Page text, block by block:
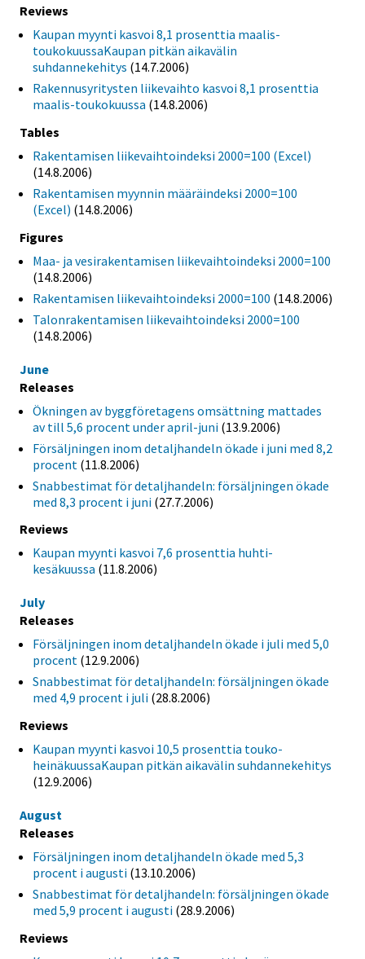
Reviews
Kaupan myynti kasvoi 8,1 prosenttia maalis-
toukokuussaKaupan pitkän aikavälin
suhdannekehitys (14.7.2006)
Rakennusyritysten liikevaihto kasvoi 8,1 prosenttia
maalis-toukokuussa (14.8.2006)
Tables
Rakentamisen liikevaihtoindeksi 2000=100 (Excel)
(14.8.2006)
Rakentamisen myynnin määräindeksi 2000=100
(Excel) (14.8.2006)
Figures
Maa- ja vesirakentamisen liikevaihtoindeksi 2000=100
(14.8.2006)
Rakentamisen liikevaihtoindeksi 2000=100 (14.8.2006)
Talonrakentamisen liikevaihtoindeksi 2000=100
(14.8.2006)
June
Releases
Ökningen av byggföretagens omsättning mattades
av till 5,6 procent under april-juni (13.9.2006)
Försäljningen inom detaljhandeln ökade i juni med 8,2
procent (11.8.2006)
Snabbestimat för detaljhandeln: försäljningen ökade
med 8,3 procent i juni (27.7.2006)
Reviews
Kaupan myynti kasvoi 7,6 prosenttia huhti-
kesäkuussa (11.8.2006)
July
Releases
Försäljningen inom detaljhandeln ökade i juli med 5,0
procent (12.9.2006)
Snabbestimat för detaljhandeln: försäljningen ökade
med 4,9 procent i juli (28.8.2006)
Reviews
Kaupan myynti kasvoi 10,5 prosenttia touko-
heinäkuussaKaupan pitkän aikavälin suhdannekehitys
(12.9.2006)
August
Releases
Försäljningen inom detaljhandeln ökade med 5,3
procent i augusti (13.10.2006)
Snabbestimat för detaljhandeln: försäljningen ökade
med 5,9 procent i augusti (28.9.2006)
Reviews